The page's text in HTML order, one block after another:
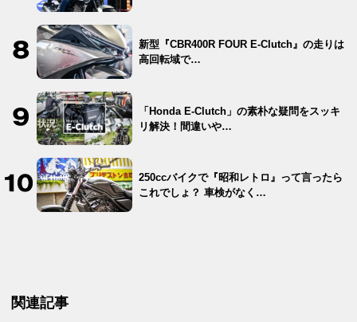
新型『CBR400R FOUR E-Clutch』の走りは
高回転域で…
「Honda E-Clutch」の素朴な疑問をスッキ
リ解決！間違いや…
250ccバイクで『昭和レトロ』って言ったら
これでしょ？ 車検がなく…
関連記事